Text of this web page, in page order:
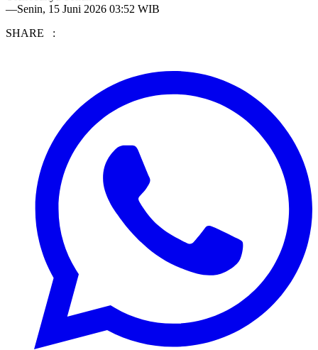
—Senin, 15 Juni 2026 03:52 WIB
SHARE :